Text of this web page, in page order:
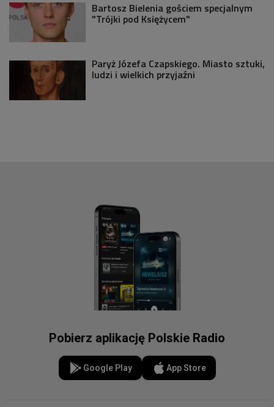
Bartosz Bielenia gościem specjalnym
"Trójki pod Księżycem"
Paryż Józefa Czapskiego. Miasto sztuki,
ludzi i wielkich przyjaźni
Pobierz aplikację Polskie Radio
Google Play App Store